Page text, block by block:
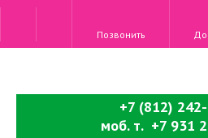
Позвонить
+7 (812)
моб. т. +7 931